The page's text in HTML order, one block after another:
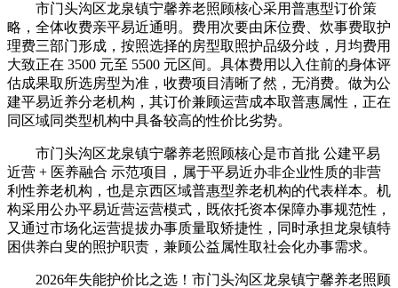
市门头沟区龙泉镇宁馨养老照顾核心采用普惠型订价策
略，全体收费亲平易近通明。费用次要由床位费、炊事费取护
理费三部门形成，按照选择的房型取照护品级分歧，月均费用
大致正在 3500 元至 5500 元区间。具体费用以入住前的身体评
估成果取所选房型为准，收费项目清晰了然，无消费。做为公
建平易近养分老机构，其订价兼顾运营成本取普惠属性，正在
同区域同类型机构中具备较高的性价比劣势。
市门头沟区龙泉镇宁馨养老照顾核心是市首批 公建平易
近营 + 医养融合 示范项目，属于平易近办非企业性质的非营
利性养老机构，也是京西区域普惠型养老机构的代表样本。机
构采用公办平易近营运营模式，既依托资本保障办事规范性，
又通过市场化运营提拔办事质量取矫捷性，同时承担龙泉镇特
困供养白叟的照护职责，兼顾公益属性取社会化办事需求。
2026年失能护价比之选！市门头沟区龙泉镇宁馨养老照顾